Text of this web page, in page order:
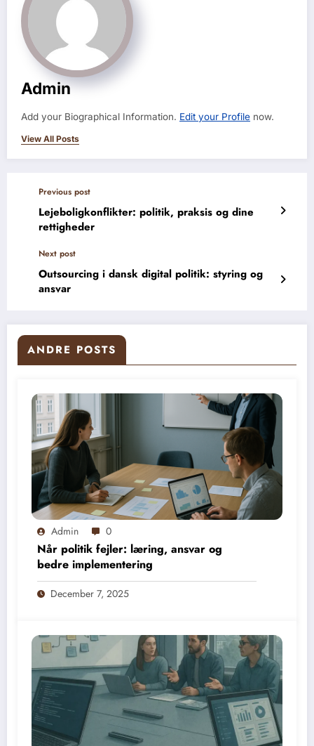
Admin
Add your Biographical Information. Edit your Profile now.
View All Posts
Previous post
Lejeboligkonflikter: politik, praksis og dine
rettigheder
Next post
Outsourcing i dansk digital politik: styring og
ansvar
ANDRE POSTS
Admin 0
Når politik fejler: læring, ansvar og
bedre implementering
December 7, 2025